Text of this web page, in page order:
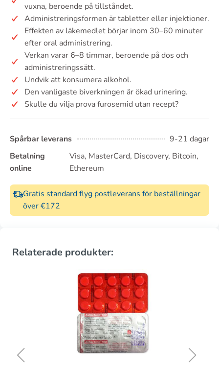
vuxna, beroende på tillståndet.
Administreringsformen är tabletter eller injektioner.
Effekten av läkemedlet börjar inom 30–60 minuter
efter oral administrering.
Verkan varar 6–8 timmar, beroende på dos och
administreringssätt.
Undvik att konsumera alkohol.
Den vanligaste biverkningen är ökad urinering.
Skulle du vilja prova furosemid utan recept?
Spårbar leverans
9-21 dagar
Betalning
online
Visa, MasterCard, Discovery, Bitcoin,
Ethereum
Gratis standard flyg postleverans för beställningar
över €172
Relaterade produkter: